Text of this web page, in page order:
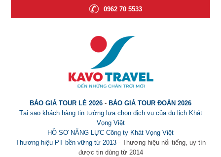
0962 70 5533
BÁO GIÁ TOUR LẺ 2026 - BÁO GIÁ TOUR ĐOÀN 2026
Tại sao khách hàng tin tưởng lựa chọn dịch vụ của du lịch Khát
Vọng Việt
HỒ SƠ NĂNG LỰC Công ty Khát Vọng Việt
Thương hiệu PT bền vững từ 2013- Thương hiệu nổi tiếng, uy tín
được tin dùng từ 2014